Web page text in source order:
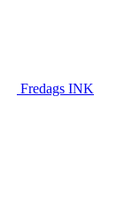
Fredags INK